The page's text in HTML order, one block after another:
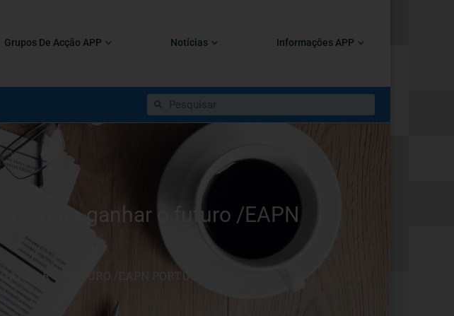
Grupos De Acção APP Notícias Informações APP
para ganhar o futuro /EAPN
O FUTURO /EAPN PORTUGAL